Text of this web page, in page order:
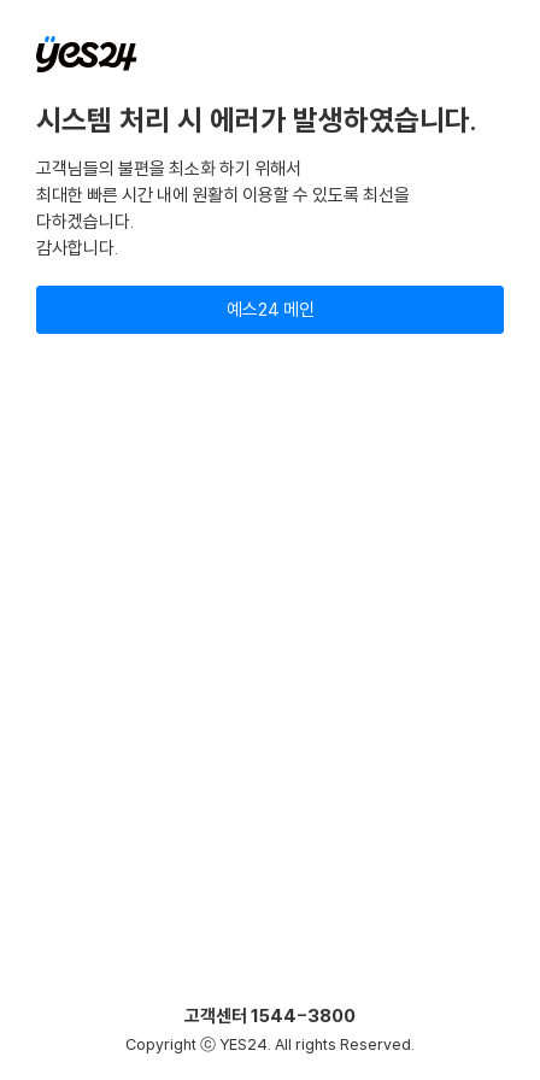
시스템 처리 시 에러가 발생하였습니다.
고객님들의 불편을 최소화 하기 위해서
최대한 빠른 시간 내에 원활히 이용할 수 있도록 최선을
다하겠습니다.
감사합니다.
예스24 메인
고객센터 1544-3800
Copyright ⓒ YES24. All rights Reserved.